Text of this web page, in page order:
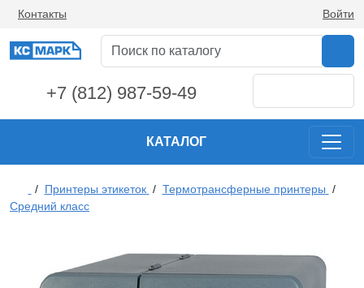
Контакты Войти
+7 (812) 987-59-49
КАТАЛОГ
/ Принтеры этикеток / Термотрансферные принтеры /
Средний класс